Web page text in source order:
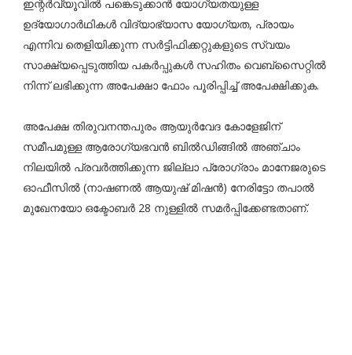
ഇന്റർവ്യൂവിൽ പങ്കെടുക്കാൻ യോഗ്യതയുള്ള
ഉദ്യോഗാർഥികൾ വിദ്യാഭ്യാസ യോഗ്യത, പ്രായം
എന്നിവ തെളിയിക്കുന്ന സർട്ടിഫിക്കറ്റുകളുടെ സ്വയം
സാക്ഷ്യപ്പെടുത്തിയ പകർപ്പുകൾ സഹിതം വെബ്സൈറ്റിൽ
നിന്ന് ലഭിക്കുന്ന അപേക്ഷാ ഫോം പൂരിപ്പിച്ച് അപേക്ഷിക്കുക.
അപേക്ഷ തിരുവനന്തപുരം ആയുർവേദ കോളേജിന്
സമീപമുള്ള ആരോഗ്യഭവൻ ബിൽഡിങ്ങിൽ അഞ്ചാം
നിലയിൽ പ്രവർത്തിക്കുന്ന ജില്ലാ പ്രോഗ്രാം മാനേജരുടെ
ഓഫീസിൽ (നാഷണൽ ആയുഷ് മിഷൻ) നേരിട്ടോ തപാൽ
മുഖേനയോ ഒക്ടോബർ 28 നുള്ളിൽ സമർപ്പിക്കേണ്ടതാണ്.